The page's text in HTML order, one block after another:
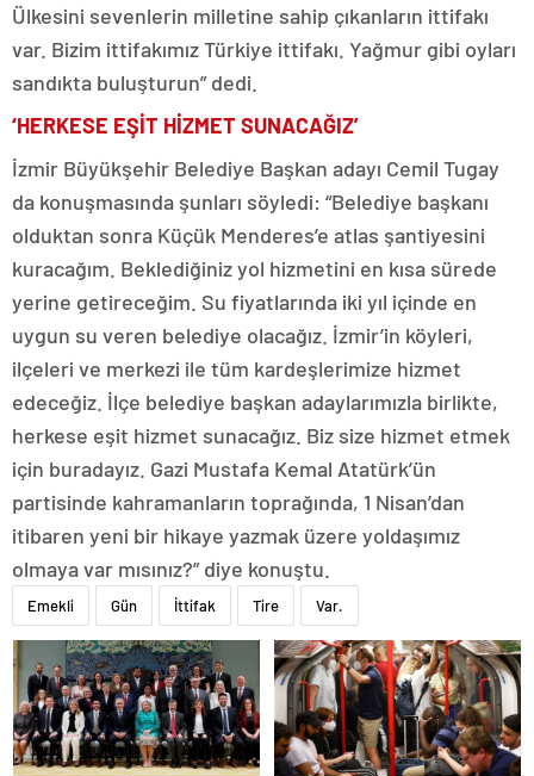
Ülkesini sevenlerin milletine sahip çıkanların ittifakı
var. Bizim ittifakımız Türkiye ittifakı. Yağmur gibi oyları
sandıkta buluşturun” dedi.
‘HERKESE EŞİT HİZMET SUNACAĞIZ’
İzmir Büyükşehir Belediye Başkan adayı Cemil Tugay
da konuşmasında şunları söyledi: “Belediye başkanı
olduktan sonra Küçük Menderes’e atlas şantiyesini
kuracağım. Beklediğiniz yol hizmetini en kısa sürede
yerine getireceğim. Su fiyatlarında iki yıl içinde en
uygun su veren belediye olacağız. İzmir’in köyleri,
ilçeleri ve merkezi ile tüm kardeşlerimize hizmet
edeceğiz. İlçe belediye başkan adaylarımızla birlikte,
herkese eşit hizmet sunacağız. Biz size hizmet etmek
için buradayız. Gazi Mustafa Kemal Atatürk’ün
partisinde kahramanların toprağında, 1 Nisan’dan
itibaren yeni bir hikaye yazmak üzere yoldaşımız
olmaya var mısınız?” diye konuştu.
Emekli Gün İttifak Tire Var.